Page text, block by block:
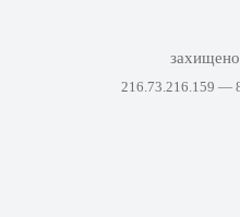
захищено
216.73.216.159 —